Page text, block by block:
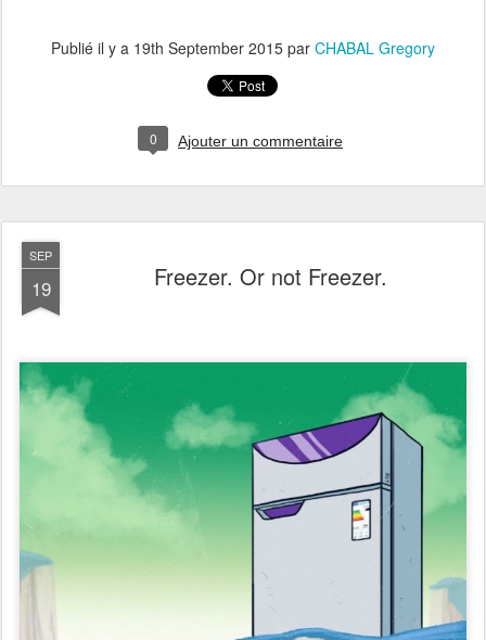
Publié il y a 19th September 2015 par CHABAL Gregory
0 Ajouter un commentaire
SEP
19 Freezer. Or not Freezer.